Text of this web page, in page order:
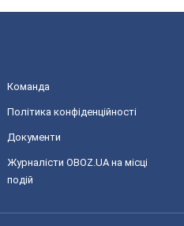
Команда
Політика конфіденційності
Документи
Журналісти OBOZ.UA на місці
подій